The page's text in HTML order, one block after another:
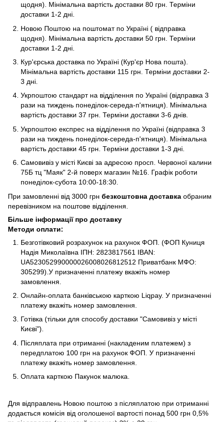
щодня). Мінімальна вартість доставки 80 грн. Терміни
доставки 1-2 дні.
Новою Поштою на поштомат по Україні ( відправка
щодня). Мінімальна вартість доставки 50 грн. Терміни
доставки 1-2 дні.
Кур'єрська доставка по Україні (Кур'єр Нова пошта).
Мінімальна вартість доставки 115 грн. Терміни доставки 2-
3 дні.
Укрпоштою стандарт на відділення по Україні (відправка 3
рази на тиждень понеділок-середа-п'ятниця). Мінімальна
вартість доставки 37 грн. Терміни доставки 3-6 днів.
Укрпоштою експрес на відділення по Україні (відправка 3
рази на тиждень понеділок-середа-п'ятниця). Мінімальна
вартість доставки 45 грн. Терміни доставки 1-3 дні.
Самовивіз у місті Києві за адресою просп. Червоної калини
75Б тц "Маяк" 2-й поверх магазин №16. Графік роботи
понеділок-субота 10:00-18:30.
При замовленні від 3000 грн безкоштовна доставка обраним
перевізником на поштове відділення.
Більше інформації про доставку
Методи оплати:
Безготівковий розрахунок на рахунок ФОП. (ФОП Куниця
Надія Миколаївна ІПН: 2823817561 IBAN:
UA523052990000026008026812512 Приватбанк МФО:
305299).У призначенні платежу вкажіть номер
замовлення.
Онлайн-оплата банківською карткою Liqpay. У призначенні
платежу вкажіть номер замовлення.
Готівка (тільки для способу доставки "Самовивіз у місті
Києві").
Післяплата при отриманні (накладеним платежем) з
передплатою 100 грн на рахунок ФОП. У призначенні
платежу вкажіть номер замовлення.
Оплата карткою Пакунок малюка.
Для відправлень Новою поштою з післяплатою при отриманні
додається комісія від оголошеної вартості понад 500 грн 0,5%